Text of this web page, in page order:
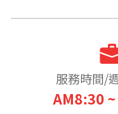
服務時間/
AM8:30